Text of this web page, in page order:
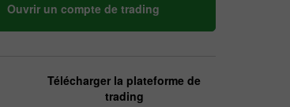
Ouvrir un compte de trading
Télécharger la plateforme de
trading